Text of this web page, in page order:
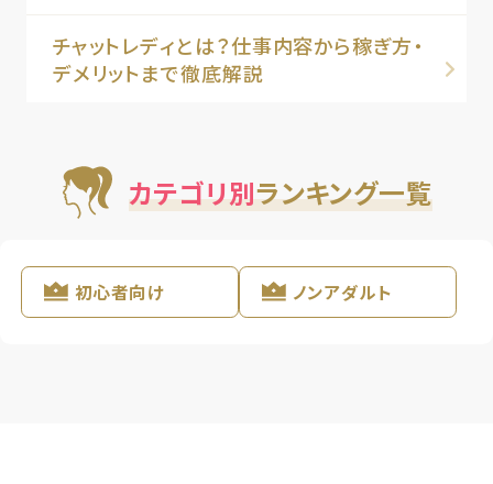
チャットレディとは？仕事内容から稼ぎ方・
デメリットまで徹底解説
カテゴリ別ランキング一覧
初心者向け ノンアダルト